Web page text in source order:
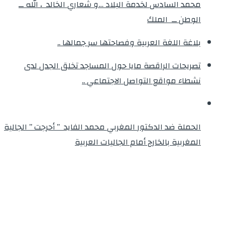
محمد السادس لخدمة البلاد …و شعاري الخالد ، الله ــ
الوطن ــ الملك
بلاغة اللغة العربية وفصاحتها سر جمالها ..
تصريحات الراقصة مايا حول المساجد تخلق الجدل لدى
نشطاء مواقع التواصل الاجتماعي ..
الحملة ضد الدكتور المغربي محمد الفايد ” أحرجت ” الجالية
المغربية بالخارج أمام الجاليات العربية